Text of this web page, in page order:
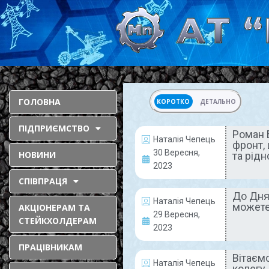
ГОЛОВНА
ПІДПРИЄМСТВО
НОВИНИ
СПІВПРАЦЯ
АКЦІОНЕРАМ ТА
СТЕЙКХОЛДЕРАМ
ПРАЦІВНИКАМ
КОРОТКО ДЕТАЛЬНО
Наталія Чепець
30 Вересня,
2023
Роман
фронт,
та
Наталія Чепець
29 Вересня,
2023
До Дня
можете
Наталія Чепець
НАШІ ЛЮДИ
Роман Безпавлий: